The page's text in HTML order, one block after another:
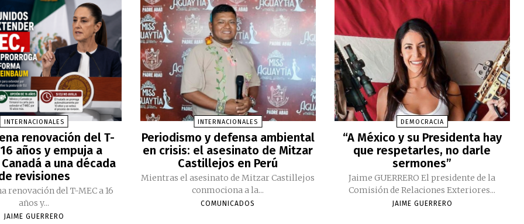
INTERNACIONALES
renovación del T-
16 años y empuja a
a una década
revisiones
renovación del T-MEC a 16
años y...
JAIME GUERRERO
INTERNACIONALES
Periodismo y defensa ambiental
en crisis: el asesinato de Mitzar
Castillejos en Perú
Mientras el asesinato de Mitzar Castillejos
conmociona a la...
COMUNICADOS
DEMOCRACIA
“A México y su Presidenta hay
que respetarles, no darle
sermones”
Jaime GUERRERO El presidente de la
Comisión de Relaciones Exteriores...
JAIME GUERRERO